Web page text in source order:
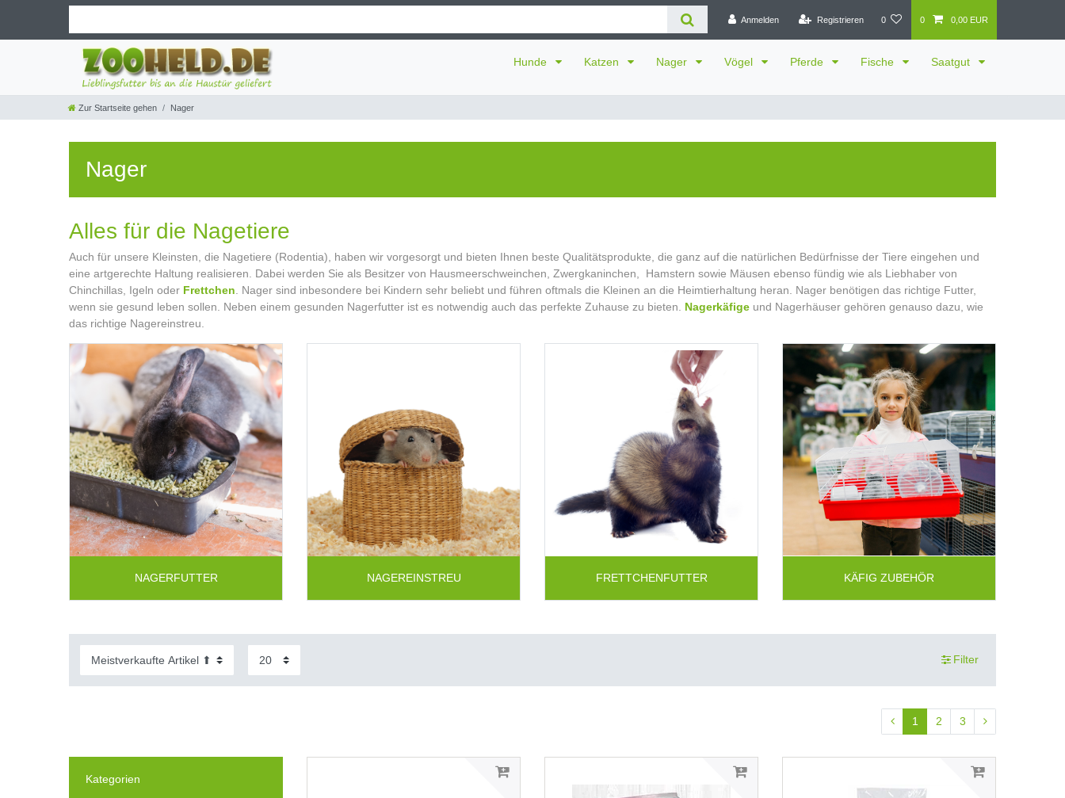
Anmelden Registrieren 0 0 0,00 EUR
Hunde Katzen Nager Vögel Pferde Fische Saatgut
Zur Startseite gehen Nager
Nager
Alles für die Nagetiere
Auch für unsere Kleinsten, die Nagetiere (Rodentia), haben wir vorgesorgt und bieten Ihnen beste Qualitätsprodukte, die ganz auf die natürlichen Bedürfnisse der Tiere eingehen und
eine artgerechte Haltung realisieren. Dabei werden Sie als Besitzer von Hausmeerschweinchen, Zwergkaninchen, Hamstern sowie Mäusen ebenso fündig wie als Liebhaber von
Chinchillas, Igeln oder Frettchen . Nager sind inbesondere bei Kindern sehr beliebt und führen oftmals die Kleinen an die Heimtierhaltung heran. Nager benötigen das richtige Futter,
wenn sie gesund leben sollen. Neben einem gesunden Nagerfutter ist es notwendig auch das perfekte Zuhause zu bieten. Nagerkäfige und Nagerhäuser gehören genauso dazu, wie
das richtige Nagereinstreu.
NAGERFUTTER NAGEREINSTREU FRETTCHENFUTTER KÄFIG ZUBEHÖR
Filter
1 2 3
Kategorien